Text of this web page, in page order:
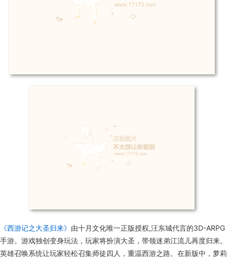
《西游记之大圣归来》 由十月文化唯一正版授权,汪东城代言的3D-ARPG
手游。游戏独创变身玩法，玩家将扮演大圣，带领迷弟江流儿再度归来。
英雄召唤系统让玩家轻松召集师徒四人，重温西游之路。在新版中，萝莉